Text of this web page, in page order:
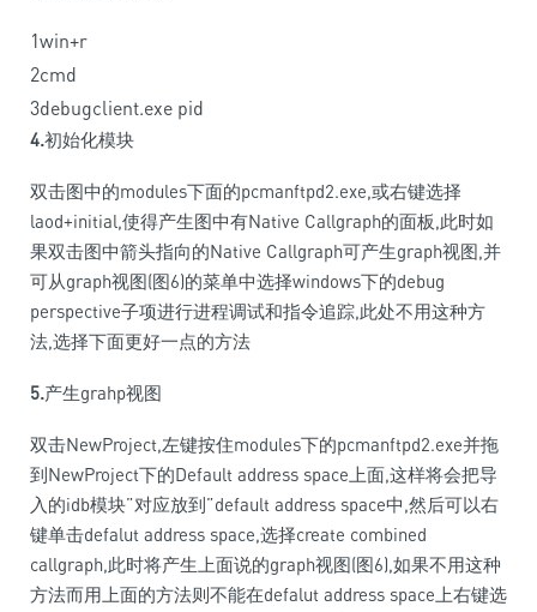
1
2
3
win+r
cmd
debugclient.exe pid
4.初始化模块
双击图中的modules下面的pcmanftpd2.exe,或右键选择
laod+initial,使得产生图中有Native Callgraph的面板,此时如
果双击图中箭头指向的Native Callgraph可产生graph视图,并
可从graph视图(图6)的菜单中选择windows下的debug
perspective子项进行进程调试和指令追踪,此处不用这种方
法,选择下面更好一点的方法
5.产生grahp视图
双击NewProject,左键按住modules下的pcmanftpd2.exe并拖
到NewProject下的Default address space上面,这样将会把导
入的idb模块”对应放到”default address space中,然后可以右
键单击defalut address space,选择create combined
callgraph,此时将产生上面说的graph视图(图6),如果不用这种
方法而用上面的方法则不能在defalut address space上右键选